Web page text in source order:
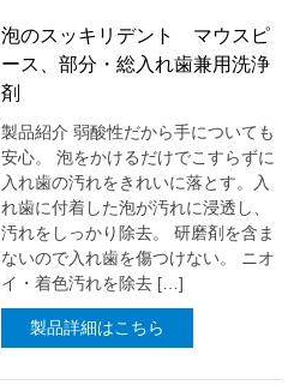
泡のスッキリデント マウスピ
ース、部分・総入れ歯兼用洗浄
剤
製品紹介 弱酸性だから手についても
安心。 泡をかけるだけでこすらずに
入れ歯の汚れをきれいに落とす。入
れ歯に付着した泡が汚れに浸透し、
汚れをしっかり除去。 研磨剤を含ま
ないので入れ歯を傷つけない。 ニオ
イ・着色汚れを除去 […]
製品詳細はこちら